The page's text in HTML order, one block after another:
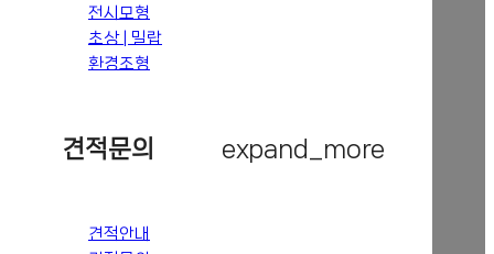
전시모형
초상 | 밀랍
환경조형
견적문의 expand_more
견적안내